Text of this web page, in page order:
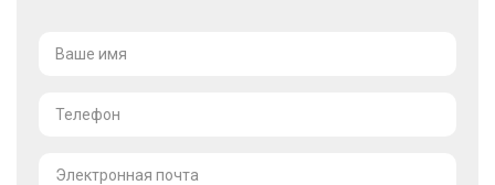
Ваше имя
Телефон
Электронная почта